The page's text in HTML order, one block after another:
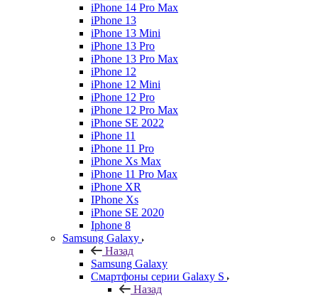
iPhone 14 Pro Max
iPhone 13
iPhone 13 Mini
iPhone 13 Pro
iPhone 13 Pro Max
iPhone 12
iPhone 12 Mini
iPhone 12 Pro
iPhone 12 Pro Max
iPhone SE 2022
iPhone 11
iPhone 11 Pro
iPhone Xs Max
iPhone 11 Pro Max
iPhone XR
IPhone Xs
iPhone SE 2020
Iphone 8
Samsung Galaxy
Назад
Samsung Galaxy
Смартфоны серии Galaxy S
Назад